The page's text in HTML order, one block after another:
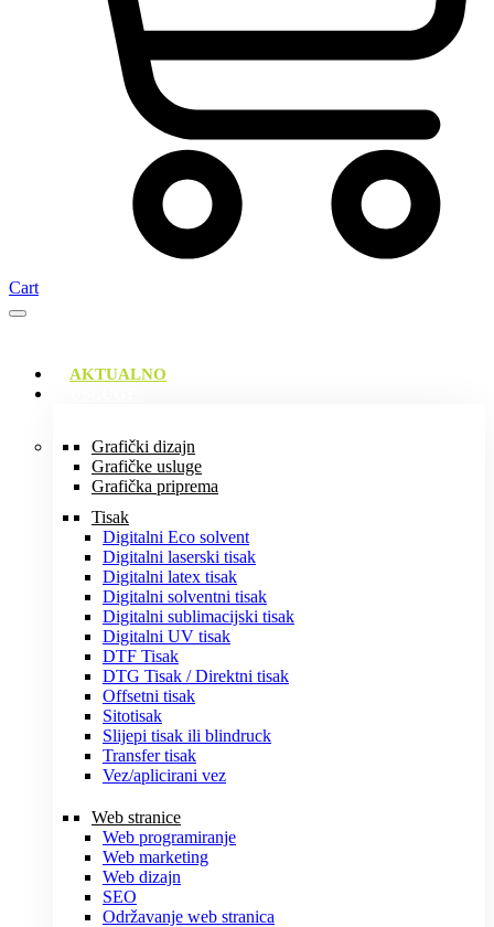
Cart
AKTUALNO
Grafički dizajn
Grafičke usluge
Grafička priprema
Tisak
Digitalni Eco solvent
Digitalni laserski tisak
Digitalni latex tisak
Digitalni solventni tisak
Digitalni sublimacijski tisak
Digitalni UV tisak
DTF Tisak
DTG Tisak / Direktni tisak
Offsetni tisak
Sitotisak
Slijepi tisak ili blindruck
Transfer tisak
Vez/aplicirani vez
Web stranice
Web programiranje
Web marketing
Web dizajn
SEO
Održavanje web stranica